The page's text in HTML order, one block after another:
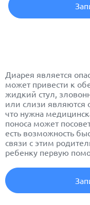
Диарея является
может привести к
жидкий стул,
или слизи являются
что нужна
поноса может
есть возможность
связи с этим
ребенку первую